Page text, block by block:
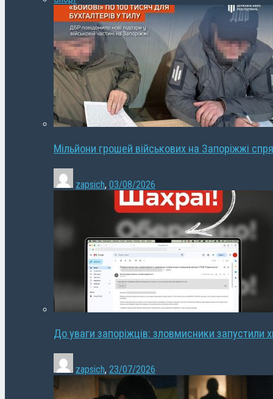
Мільйони грошей військових на Запоріжжі
zapsich, 03/08/2026
До уваги запоріжців: зловмисники запустили
zapsich, 23/07/2026